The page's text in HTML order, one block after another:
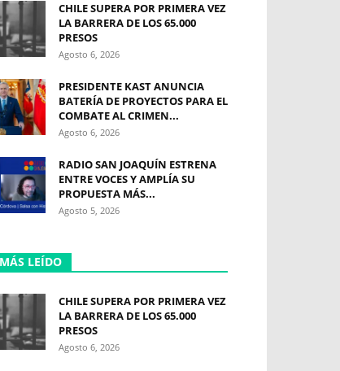
CHILE SUPERA POR PRIMERA VEZ
LA BARRERA DE LOS 65.000
PRESOS
Agosto 6, 2026
PRESIDENTE KAST ANUNCIA
BATERÍA DE PROYECTOS PARA EL
COMBATE AL CRIMEN...
Agosto 6, 2026
RADIO SAN JOAQUÍN ESTRENA
ENTRE VOCES Y AMPLÍA SU
PROPUESTA MÁS...
Agosto 5, 2026
LEÍDO
CHILE SUPERA POR PRIMERA VEZ
LA BARRERA DE LOS 65.000
PRESOS
Agosto 6, 2026